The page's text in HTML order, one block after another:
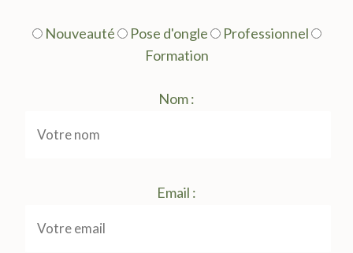
Nouveauté Pose d'ongle
Professionnel
Formation
Nom :
Email :